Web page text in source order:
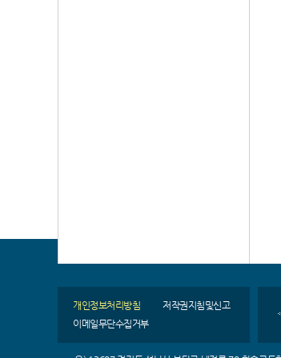
개인정보처리방침
저작권지침및신고
이메일무단수집거부